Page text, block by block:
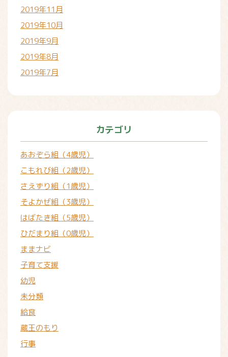
2019年11月
2019年10月
2019年9月
2019年8月
2019年7月
カテゴリ
あおぞら組（4歳児）
こもれび組（2歳児）
さえずり組（1歳児）
そよかぜ組（3歳児）
はばたき組（5歳児）
ひだまり組（0歳児）
ままナビ
子育て支援
幼児
未分類
給食
蔵王のもり
行事